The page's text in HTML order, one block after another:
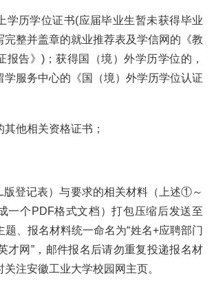
历学位证书(应届毕业生暂未获得毕业
完整并盖章的就业推荐表及学信网的《教
报告》)；获得国（境）外学历学位的，
学服务中心的《国（境）外学历学位认证
他相关资格证书；
版登记表）与要求的相关材料（上述①～
一个PDF格式文档）打包压缩后发送至
题、报名材料统一命名为“姓名+应聘部门
才网”，邮件报名后请勿重复投递报名材
注安徽工业大学校园网主页。